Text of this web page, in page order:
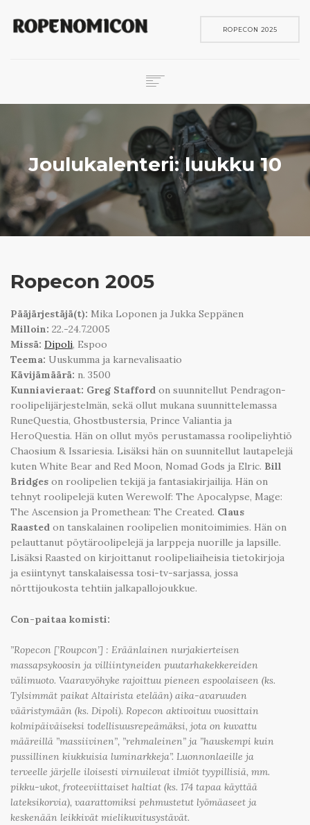
ROPECON 2025
IN ENGLISH
SEARCH
Joulukalenteri: luukku 10
Ropecon 2005
Pääjärjestäjä(t): Mika Loponen ja Jukka Seppänen
Milloin: 22.-24.7.2005
Missä: Dipoli, Espoo
Teema: Uuskumma ja karnevalisaatio
Kävijämäärä: n. 3500
Kunniavieraat: Greg Stafford on suunnitellut Pendragon-
roolipelijärjestelmän, sekä ollut mukana suunnittelemassa
RuneQuestia, Ghostbustersia, Prince Valiantia ja
HeroQuestia. Hän on ollut myös perustamassa roolipeliyhtiö
Chaosium & Issariesia. Lisäksi hän on suunnitellut lautapelejä
kuten White Bear and Red Moon, Nomad Gods ja Elric. Bill
Bridges on roolipelien tekijä ja fantasiakirjailija. Hän on
tehnyt roolipelejä kuten Werewolf: The Apocalypse, Mage:
The Ascension ja Promethean: The Created. Claus
Raasted on tanskalainen roolipelien monitoimimies. Hän on
pelauttanut pöytäroolipelejä ja larppeja nuorille ja lapsille.
Lisäksi Raasted on kirjoittanut roolipeliaiheisia tietokirjoja
ja esiintynyt tanskalaisessa tosi-tv-sarjassa, jossa
nörttijoukosta tehtiin jalkapallojoukkue.
Con-paitaa komisti:
”Ropecon [’Roupcon’] : Eräänlainen nurjakierteisen
massapsykoosin ja villiintyneiden puutarhakekkereiden
välimuoto. Vaaravyöhyke rajoittuu pieneen espoolaiseen (ks.
Tylsimmät paikat Altairista etelään) aika-avaruuden
vääristymään (ks. Dipoli). Ropecon aktivoituu vuosittain
kolmipäiväiseksi todellisuusrepeämäksi, jota on kuvattu
määreillä ”massiivinen”, ”rehmaleinen” ja ”hauskempi kuin
pussillinen kiukkuisia luminarkkeja”. Luonnonlaeille ja
terveelle järjelle iloisesti virnuilevat ilmiöt tyypillisiä, mm.
pikku-ukot, froteeviittaiset haltiat (ks. 174 tapaa käyttää
lateksikorvia), vaarattomiksi pehmustetut lyömäaseet ja
keskenään leikkivät mielikuvitusystävät.